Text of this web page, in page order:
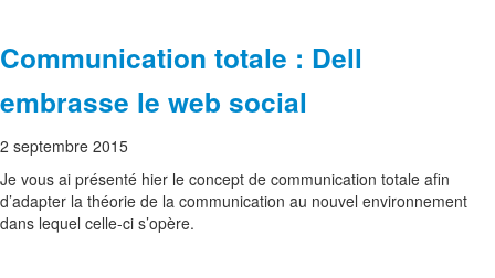
Communication totale : Dell
embrasse le web social
2 septembre 2015
Je vous ai présenté hier le concept de communication totale afin
d’adapter la théorie de la communication au nouvel environnement
dans lequel celle-ci s’opère.